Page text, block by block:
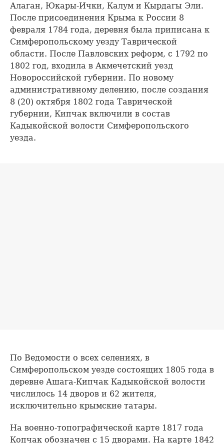
Алаган, Юкары-Ички, Калум и Кырдагы Эли.
После присоединения Крыма к России 8
февраля 1784 года, деревня была приписана к
Симферопольскому уезду Таврической
области. После Павловских реформ, с 1792 по
1802 год, входила в Акмечетский уезд
Новороссийской губернии. По новому
административному делению, после создания
8 (20) октября 1802 года Таврической
губернии, Кипчак включили в состав
Кадыкойской волости Симферопольского
уезда.
По Ведомости о всех селениях, в
Симферопольском уезде состоящих 1805 года в
деревне Ашага-Кипчак Кадыкойской волости
числилось 14 дворов и 62 жителя,
исключительно крымские татары.
На военно-топографической карте 1817 года
Копчак обозначен с 15 дворами. На карте 1842